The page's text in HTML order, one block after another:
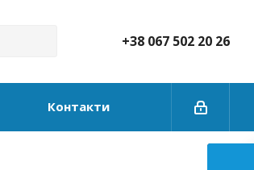
+38 067 502 20 26
Контакти